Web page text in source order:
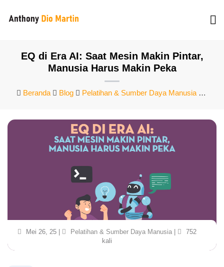
EQ di Era AI: Saat Mesin Makin Pintar,
Manusia Harus Makin Peka
Beranda Blog Pelatihan & Sumber Daya Manusia EQ
Mei 26, 25 | Pelatihan & Sumber Daya Manusia |
752
kali